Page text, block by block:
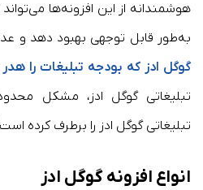
به‌طور قابل توجهی بهبود دهد و عدم
گوگل ادز که بودجه تبلیغات را
تبلیغاتی گوگل ادز، مشکل
تبلیغاتی گوگل ادز را برطرف کرده
انواع افزونه گوگل ادز